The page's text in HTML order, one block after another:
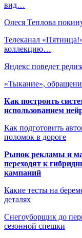
вид…
Олеся Теплова
Телеканал
коллекцию…
Яндекс поведет
«Тыкание»,
Как построить
использованием
Как подготовить
поломок в дороге
Рынок рекламы и
переходят к
кампаний
Какие тесты на
деталях
Снегоуборщик до
сезонной спешки